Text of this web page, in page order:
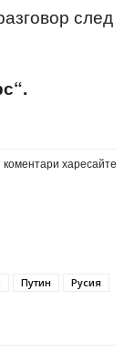
след
харесайте
Путин
Русия